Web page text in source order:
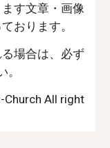
す文章・画像
おります。
場合は、必ず
All right